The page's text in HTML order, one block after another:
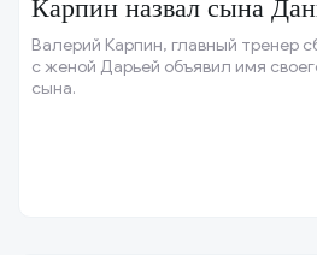
Карпин назвал сына
Валерий Карпин, главный тренер
с женой Дарьей объявил имя
сына.